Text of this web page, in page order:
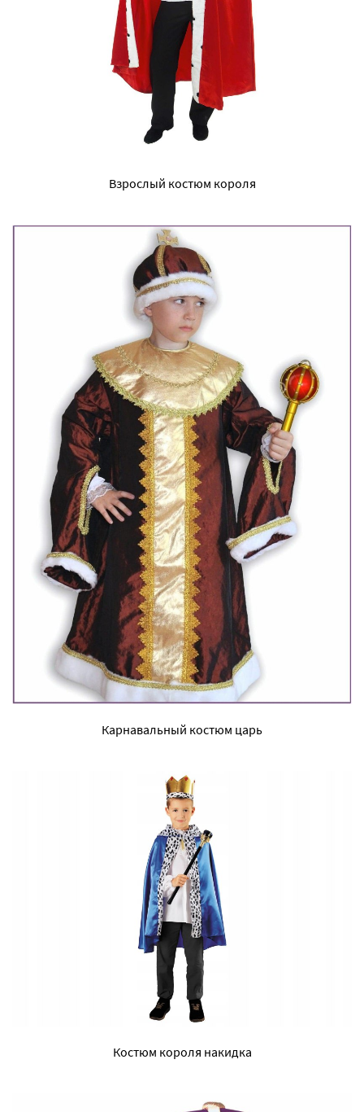
Взрослый костюм короля
Карнавальный костюм царь
Костюм короля накидка